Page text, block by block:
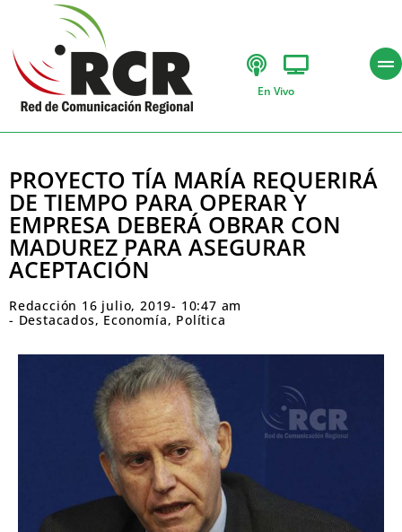
En Vivo
PROYECTO TÍA MARÍA REQUERIRÁ
DE TIEMPO PARA OPERAR Y
EMPRESA DEBERÁ OBRAR CON
MADUREZ PARA ASEGURAR
ACEPTACIÓN
Redacción 16 julio, 2019- 10:47 am
- Destacados, Economía, Política